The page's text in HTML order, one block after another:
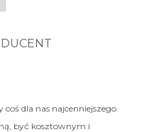
dla nas najcenniejszego.
być kosztownym i